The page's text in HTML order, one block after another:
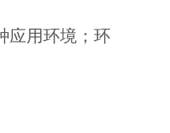
应用环境；环